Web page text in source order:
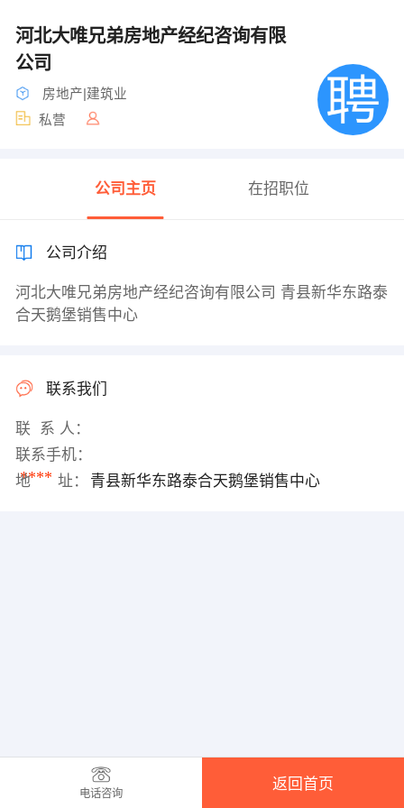
河北大唯兄弟房地产经纪咨询有限
公司
房地产|建筑业
私营
公司主页 在招职位
公司介绍
河北大唯兄弟房地产经纪咨询有限公司 青县新华东路泰
合天鹅堡销售中心
联系我们
联 系 人：
联系手机：
****
地 址： 青县新华东路泰合天鹅堡销售中心
电话咨询
返回首页